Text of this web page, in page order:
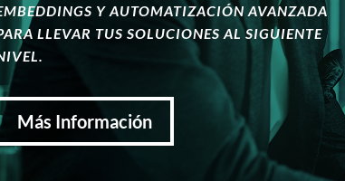
Y AUTOMATIZACIÓN AVANZADA
LLEVAR TUS SOLUCIONES AL SIGUIENTE
Más Información